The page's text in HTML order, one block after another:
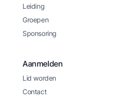
Leiding
Groepen
Sponsoring
Aanmelden
Lid worden
Contact